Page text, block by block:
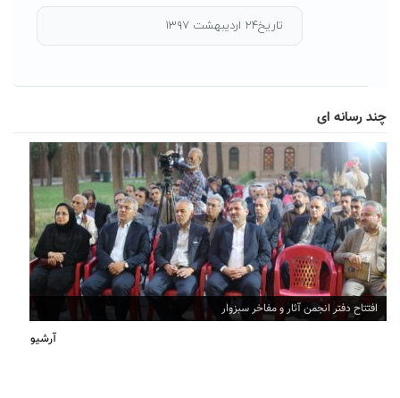
تاریخ۲۴ اردیبهشت ۱۳۹۷
چند رسانه ای
افتتاح دفتر انجمن آثار و مفاخر سبزوار
آرشیو